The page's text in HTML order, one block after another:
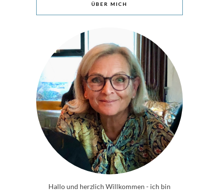
ÜBER MICH
Hallo und herzlich Willkommen - ich bin